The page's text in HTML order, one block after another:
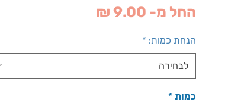
החל מ- 9.00 ₪
הנחת כמות: *
לבחירה
כמות *